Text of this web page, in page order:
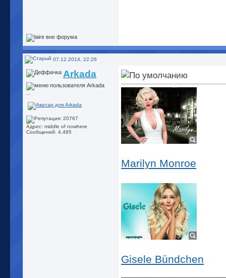
07.12.2014, 22:26
Arkada
Адрес: middle of nowhere
Сообщений: 4,485
Marilyn Monroe
Gisele Bündchen